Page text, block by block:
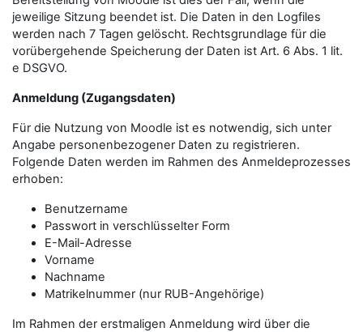
jeweilige Sitzung beendet ist. Die Daten in den Logfiles
werden nach 7 Tagen gelöscht. Rechtsgrundlage für die
vorübergehende Speicherung der Daten ist Art. 6 Abs. 1 lit.
e DSGVO.
Anmeldung (Zugangsdaten)
Für die Nutzung von Moodle ist es notwendig, sich unter
Angabe personenbezogener Daten zu registrieren.
Folgende Daten werden im Rahmen des Anmeldeprozesses
erhoben:
Benutzername
Passwort in verschlüsselter Form
E-Mail-Adresse
Vorname
Nachname
Matrikelnummer (nur RUB-Angehörige)
Im Rahmen der erstmaligen Anmeldung wird über die